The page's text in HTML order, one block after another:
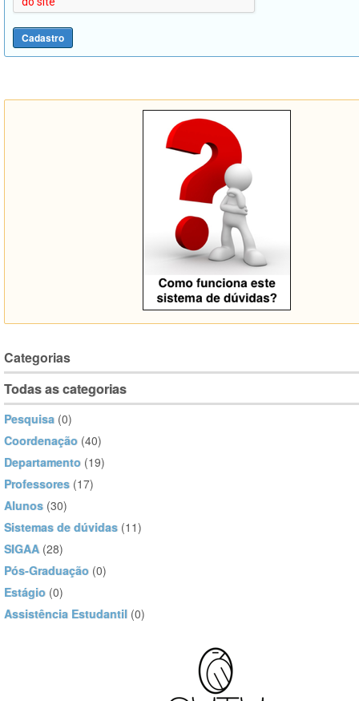
Categorias
Todas as categorias
Pesquisa (0)
Coordenação (40)
Departamento (19)
Professores (17)
Alunos (30)
Sistemas de dúvidas (11)
SIGAA (28)
Pós-Graduação (0)
Estágio (0)
Assistência Estudantil (0)